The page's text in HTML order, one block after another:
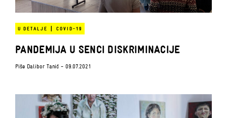
U DETALJE | COVID-19
PANDEMIJA U SENCI DISKRIMINACIJE
Piše Dalibor Tanić - 09.07.2021